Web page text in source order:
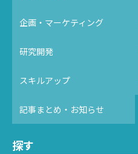
企画・マーケティング
研究開発
スキルアップ
記事まとめ・お知らせ
探す